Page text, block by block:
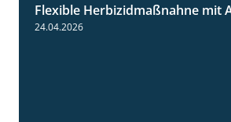
Flexible Herbizidmaßnahne mit
24.04.2026